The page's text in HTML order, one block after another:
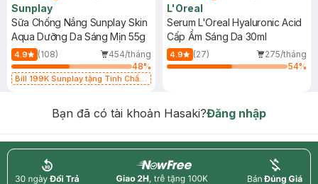
Sunplay
Sữa Chống Nắng Sunplay Skin
Aqua Dưỡng Da Sáng Mịn 55g
4.9 (108)
454/tháng
48%
Bill 199K Sunplay tặng Tinh Chất
L'Oreal
Serum L'Oreal Hyaluronic Acid
Cấp Ẩm Sáng Da 30ml
4.9 (27)
275/tháng
54%
Bạn đã có tài khoản Hasaki?Đăng nhập